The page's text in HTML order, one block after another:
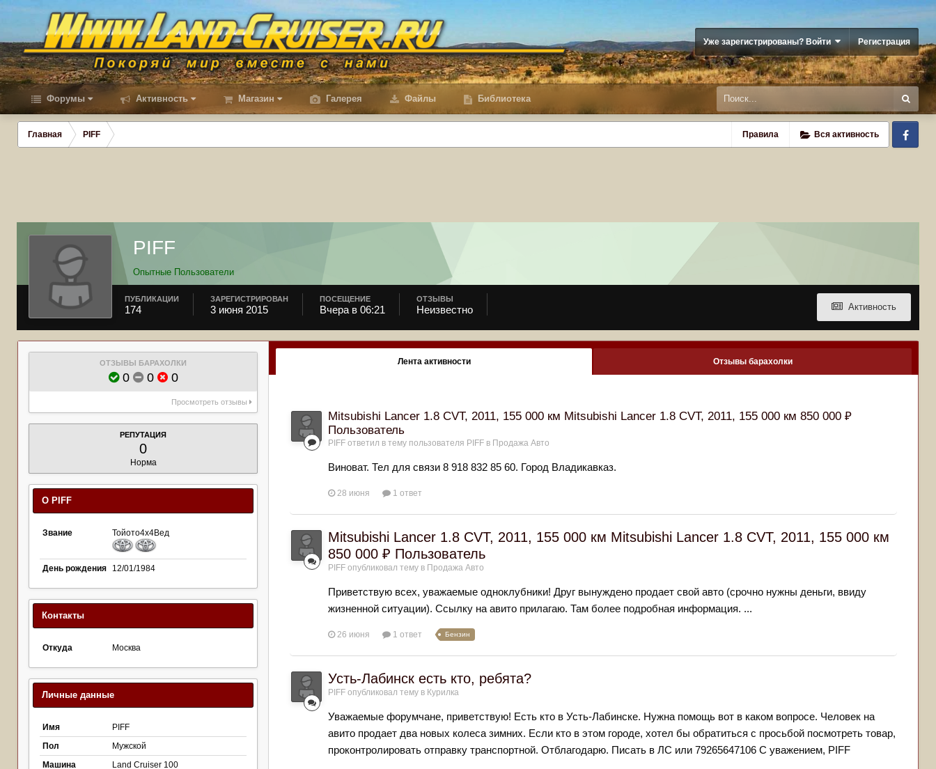
Уже зарегистрированы? Войти Регистрация
Форумы Активность Магазин Галерея Файлы Библиотека
Правила Вся активность
Главная PIFF
PIFF
Опытные Пользователи
Активность
ПУБЛИКАЦИИ
174
ЗАРЕГИСТРИРОВАН
3 июня 2015
ПОСЕЩЕНИЕ
Вчера в 06:21
ОТЗЫВЫ
Неизвестно
ОТЗЫВЫ БАРАХОЛКИ
0 0 0
Просмотреть отзывы
РЕПУТАЦИЯ
0
Норма
О PIFF
Звание Тойото4х4Вед
День рождения 12/01/1984
Контакты
Откуда Москва
Личные данные
Имя
PIFF
Пол
Мужской
Машина
Land Cruiser 100
Лента активности Отзывы барахолки
Mitsubishi Lancer 1.8 CVT, 2011, 155 000 км Mitsubishi Lancer 1.8 CVT, 2011, 155 000 км 850 000 ₽
Пользователь
PIFF ответил в тему пользователя PIFF в Продажа Авто
Виноват. Тел для связи 8 918 832 85 60. Город Владикавказ.
28 июня 1 ответ
Mitsubishi Lancer 1.8 CVT, 2011, 155 000 км Mitsubishi Lancer 1.8 CVT, 2011, 155 000 км
850 000 ₽ Пользователь
PIFF опубликовал тему в Продажа Авто
Приветствую всех, уважаемые одноклубники! Друг вынуждено продает свой авто (срочно нужны деньги, ввиду
жизненной ситуации). Ссылку на авито прилагаю. Там более подробная информация. ...
26 июня 1 ответ Бензин
Усть-Лабинск есть кто, ребята?
PIFF опубликовал тему в Курилка
Уважаемые форумчане, приветствую! Есть кто в Усть-Лабинске. Нужна помощь вот в каком вопросе. Человек на
авито продает два новых колеса зимних. Если кто в этом городе, хотел бы обратиться с просьбой посмотреть товар,
проконтролировать отправку транспортной. Отблагодарю. Писать в ЛС или 79265647106 С уважением, PIFF